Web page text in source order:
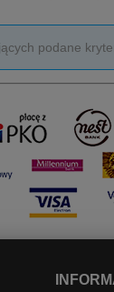
podane